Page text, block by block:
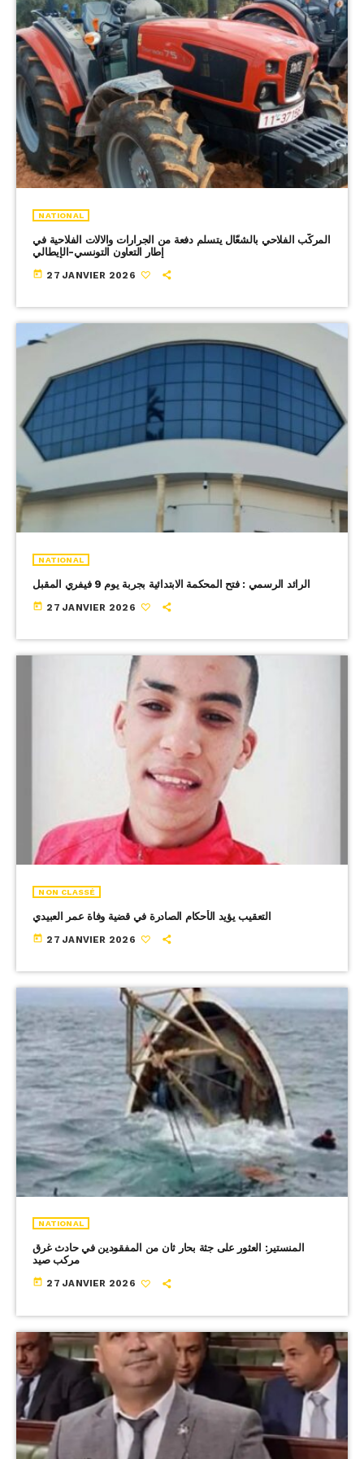
NATIONAL
المركّب الفلاحي بالشعّال يتسلم دفعة من الجرارات والالات الفلاحية في
إطار التعاون التونسي-الإيطالي
today 27 JANVIER 2026
NATIONAL
الرائد الرسمي : فتح المحكمة الابتدائية بجربة يوم 9 فيفري المقبل
today 27 JANVIER 2026
NON CLASSÉ
التعقيب يؤيد الأحكام الصادرة في قضية وفاة عمر العبيدي
today 27 JANVIER 2026
NATIONAL
المنستير: العثور على جثة بحار ثان من المفقودين في حادث غرق
مركب صيد
today 27 JANVIER 2026